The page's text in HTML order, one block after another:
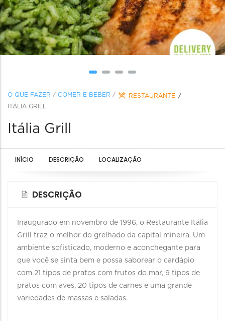
O QUE FAZER / COMER E BEBER /
RESTAURANTE
ITÁLIA GRILL
Itália Grill
INÍCIO DESCRIÇÃO LOCALIZAÇÃO
DESCRIÇÃO
Inaugurado em novembro de 1996, o Restaurante Itália
Grill traz o melhor do grelhado da capital mineira. Um
ambiente sofisticado, moderno e aconchegante para
que você se sinta bem e possa saborear o cardápio
com 21 tipos de pratos com frutos do mar, 9 tipos de
pratos com aves, 20 tipos de carnes e uma grande
variedades de massas e saladas.